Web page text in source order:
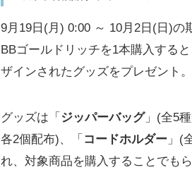
9月19日(月) 0:00 ～ 10月2日(日)の
BBゴールドリッチを1本購入する
ザインされたグッズをプレゼント。
グッズは「 ジッパーバッグ」(全5
各2個配布)、「 コードホルダー 」(
れ、対象商品を購入することでもら